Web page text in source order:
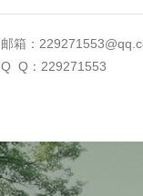
邮箱：
Q Q：229271553